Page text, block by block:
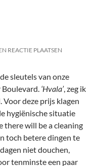
REACTIE PLAATSEN
sleutels van onze
Boulevard. ‘Hvala’, zeg ik
Voor deze prijs klagen
hygiënische situatie
there will be a cleaning
toch betere dingen te
niet douchen,
tenminste een paar